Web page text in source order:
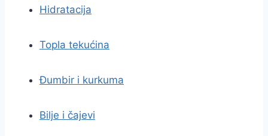
Hidratacija
Topla tekućina
Đumbir i kurkuma
Bilje i čajevi